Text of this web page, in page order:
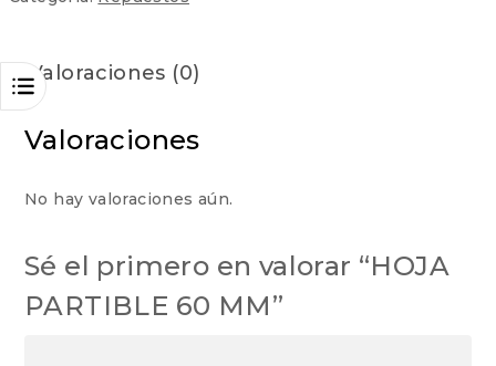
Valoraciones (0)
Valoraciones
No hay valoraciones aún.
Sé el primero en valorar “HOJA
PARTIBLE 60 MM”